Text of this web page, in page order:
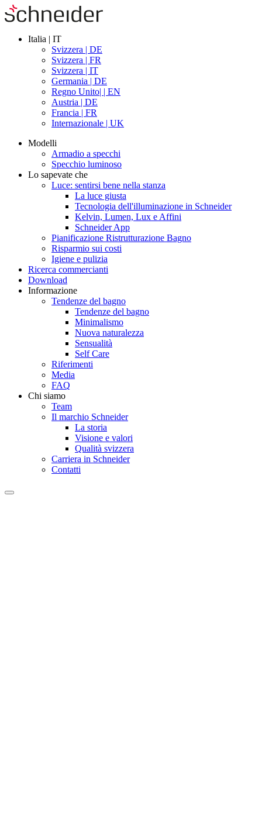
Italia | IT
Svizzera | DE
Svizzera | FR
Svizzera | IT
Germania | DE
Regno Unito| | EN
Austria | DE
Francia | FR
Internazionale | UK
Modelli
Armadio a specchi
Specchio luminoso
Lo sapevate che
Luce: sentirsi bene nella stanza
La luce giusta
Tecnologia dell'illuminazione in Schneider
Kelvin, Lumen, Lux e Affini
Schneider App
Pianificazione Ristrutturazione Bagno
Risparmio sui costi
Igiene e pulizia
Ricerca commercianti
Download
Informazione
Tendenze del bagno
Tendenze del bagno
Minimalismo
Nuova naturalezza
Sensualità
Self Care
Riferimenti
Media
FAQ
Chi siamo
Team
Il marchio Schneider
La storia
Visione e valori
Qualità svizzera
Carriera in Schneider
Contatti